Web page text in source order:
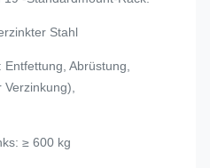
Stahl
Abrüstung,
≥ 600 kg